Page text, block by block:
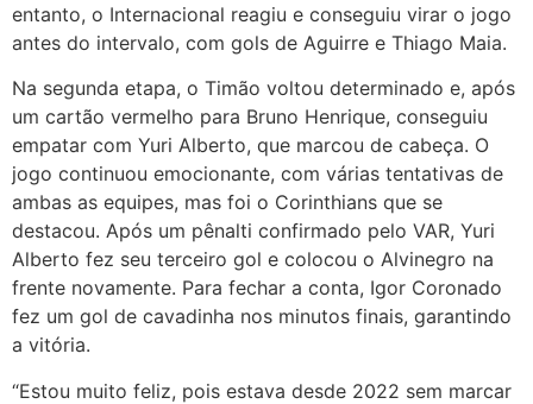
entanto, o Internacional reagiu e conseguiu virar o jogo
antes do intervalo, com gols de Aguirre e Thiago Maia.
Na segunda etapa, o Timão voltou determinado e, após
um cartão vermelho para Bruno Henrique, conseguiu
empatar com Yuri Alberto, que marcou de cabeça. O
jogo continuou emocionante, com várias tentativas de
ambas as equipes, mas foi o Corinthians que se
destacou. Após um pênalti confirmado pelo VAR, Yuri
Alberto fez seu terceiro gol e colocou o Alvinegro na
frente novamente. Para fechar a conta, Igor Coronado
fez um gol de cavadinha nos minutos finais, garantindo
a vitória.
“Estou muito feliz, pois estava desde 2022 sem marcar